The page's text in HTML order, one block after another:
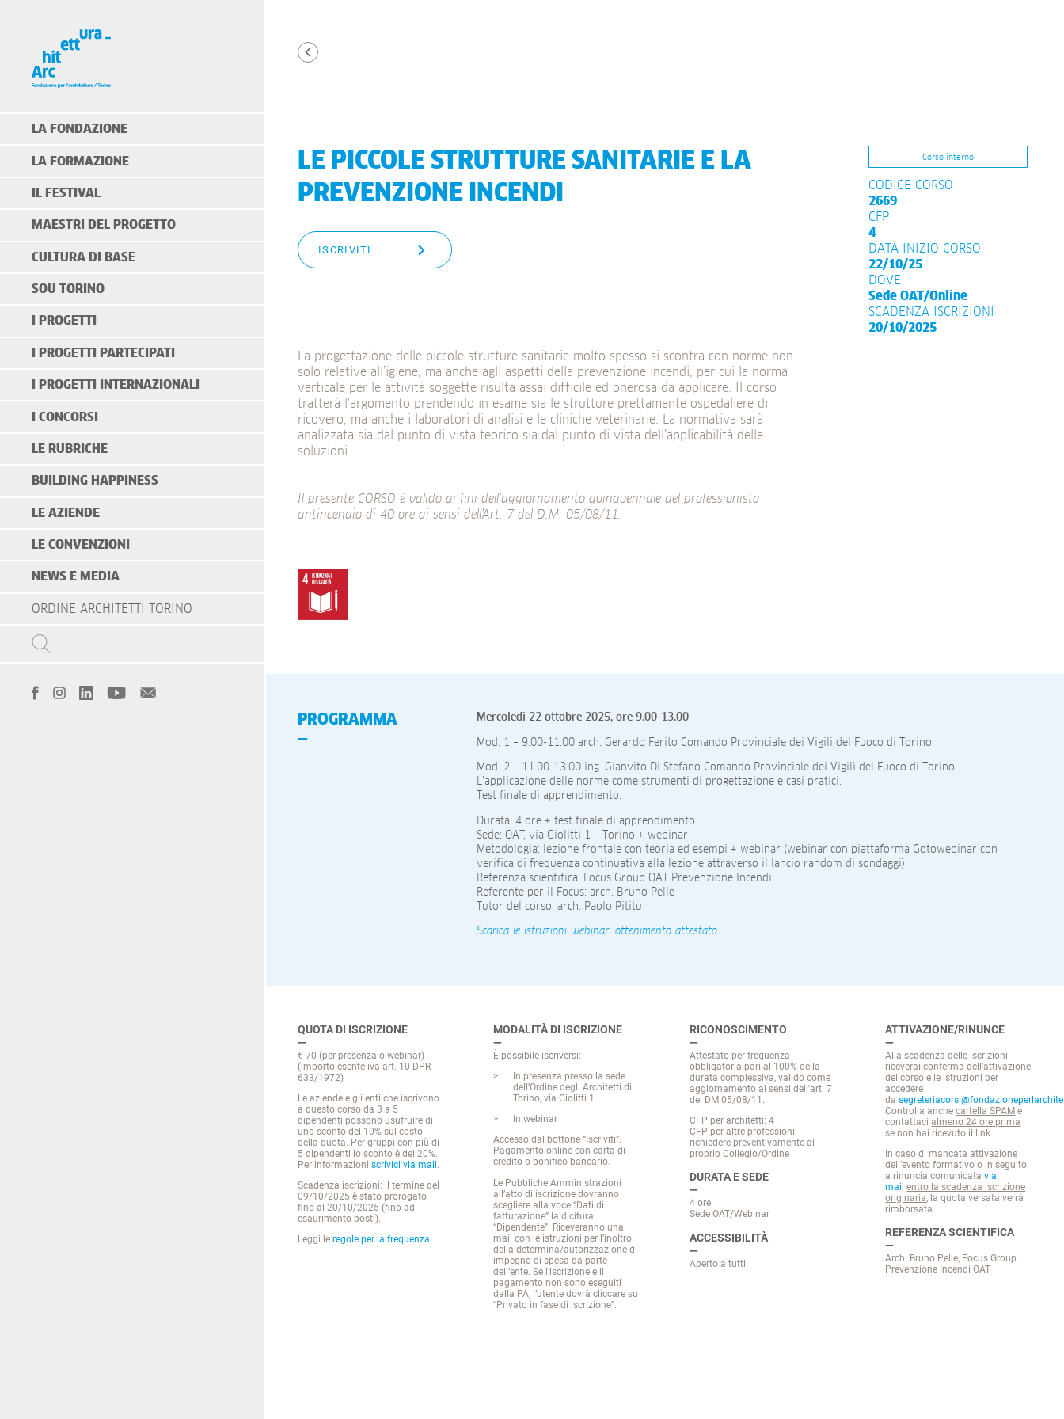
LA FONDAZIONE
LA FORMAZIONE
IL FESTIVAL
MAESTRI DEL PROGETTO
CULTURA DI BASE
SOU TORINO
I PROGETTI
I PROGETTI PARTECIPATI
I PROGETTI INTERNAZIONALI
I CONCORSI
LE RUBRICHE
BUILDING HAPPINESS
LE AZIENDE
LE CONVENZIONI
NEWS E MEDIA
ORDINE ARCHITETTI TORINO
LE PICCOLE STRUTTURE SANITARIE E LA
PREVENZIONE INCENDI
ISCRIVITI
La progettazione delle piccole strutture sanitarie molto spesso si scontra con norme non
solo relative all’igiene, ma anche agli aspetti della prevenzione incendi, per cui la norma
verticale per le attività soggette risulta assai difficile ed onerosa da applicare. Il corso
tratterà l’argomento prendendo in esame sia le strutture prettamente ospedaliere di
ricovero, ma anche i laboratori di analisi e le cliniche veterinarie. La normativa sarà
analizzata sia dal punto di vista teorico sia dal punto di vista dell’applicabilità delle
soluzioni.
Il presente CORSO è valido ai fini dell’aggiornamento quinquennale del professionista
antincendio di 40 ore ai sensi dell’Art. 7 del D.M. 05/08/11.
Corso interno
CODICE CORSO
2669
CFP
4
DATA INIZIO CORSO
22/10/25
DOVE
Sede OAT/Online
SCADENZA ISCRIZIONI
20/10/2025
PROGRAMMA Mercoledì 22 ottobre 2025, ore 9.00-13.00
Mod. 1 – 9.00-11.00 arch. Gerardo Ferito Comando Provinciale dei Vigili del Fuoco di Torino
Mod. 2 – 11.00-13.00 ing. Gianvito Di Stefano Comando Provinciale dei Vigili del Fuoco di Torino
L’applicazione delle norme come strumenti di progettazione e casi pratici.
Test finale di apprendimento.
Durata: 4 ore + test finale di apprendimento
Sede: OAT, via Giolitti 1 – Torino + webinar
Metodologia: lezione frontale con teoria ed esempi + webinar (webinar con piattaforma Gotowebinar con
verifica di frequenza continuativa alla lezione attraverso il lancio random di sondaggi)
Referenza scientifica: Focus Group OAT Prevenzione Incendi
Referente per il Focus: arch. Bruno Pelle
Tutor del corso: arch. Paolo Pititu
Scarica le istruzioni webinar: ottenimento attestato
QUOTA DI ISCRIZIONE
€ 70 (per presenza o webinar)
(importo esente iva art. 10 DPR
633/1972)
Le aziende e gli enti che iscrivono
a questo corso da 3 a 5
dipendenti possono usufruire di
uno sconto del 10% sul costo
della quota. Per gruppi con più di
5 dipendenti lo sconto è del 20%.
Per informazioni scrivici via mail .
Scadenza iscrizioni: il termine del
09/10/2025 è stato prorogato
fino al 20/10/2025 (fino ad
esaurimento posti).
Leggi le regole per la frequenza.
MODALITÀ DI ISCRIZIONE
È possibile iscriversi:
In presenza presso la sede
dell’Ordine degli Architetti di
Torino, via Giolitti 1
In webinar
Accesso dal bottone “Iscriviti”.
Pagamento online con carta di
credito o bonifico bancario.
Le Pubbliche Amministrazioni
all’atto di iscrizione dovranno
scegliere alla voce “Dati di
fatturazione” la dicitura
“Dipendente”. Riceveranno una
mail con le istruzioni per l’inoltro
della determina/autorizzazione di
impegno di spesa da parte
dell’ente. Se l’iscrizione e il
pagamento non sono eseguiti
dalla PA, l’utente dovrà cliccare su
“Privato in fase di iscrizione”.
RICONOSCIMENTO
Attestato per frequenza
obbligatoria pari al 100% della
durata complessiva, valido come
aggiornamento ai sensi dell’art. 7
del DM 05/08/11.
CFP per architetti: 4
CFP per altre professioni:
richiedere preventivamente al
proprio Collegio/Ordine
DURATA E SEDE
4 ore
Sede OAT/Webinar
ACCESSIBILITÀ
Aperto a tutti
ATTIVAZIONE/RINUNCE
Alla scadenza delle iscrizioni
riceverai conferma dell’attivazione
del corso e le istruzioni per
accedere
da
Controlla anchecartella SPAM e
contattacialmeno 24 ore prima
se non hai ricevuto il link.
In caso di mancata attivazione
dell’evento formativo o in seguito
a rinuncia comunicatavia
mail entro la scadenza iscrizione
originaria, la quota versata verrà
rimborsata
REFERENZA SCIENTIFICA
Arch. Bruno Pelle, Focus Group
Prevenzione Incendi OAT